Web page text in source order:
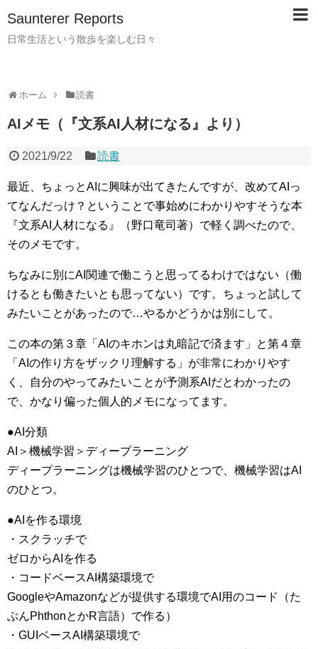
Saunterer Reports
日常生活という散歩を楽しむ日々
ホーム 読書
AIメモ（『文系AI人材になる』より）
2021/9/22 読書
最近、ちょっとAIに興味が出てきたんですが、改めてAIっ
てなんだっけ？ということで事始めにわかりやすそうな本
『文系AI人材になる』（野口竜司著）で軽く調べたので、
そのメモです。
ちなみに別にAI関連で働こうと思ってるわけではない（働
けるとも働きたいとも思ってない）です。ちょっと試して
みたいことがあったので…やるかどうかは別にして。
この本の第３章「AIのキホンは丸暗記で済ます」と第４章
「AIの作り方をザックリ理解する」が非常にわかりやす
く、自分のやってみたいことが予測系AIだとわかったの
で、かなり偏った個人的メモになってます。
●AI分類
AI＞機械学習＞ディープラーニング
ディープラーニングは機械学習のひとつで、機械学習はAI
のひとつ。
●AIを作る環境
・スクラッチで
ゼロからAIを作る
・コードベースAI構築環境で
GoogleやAmazonなどが提供する環境でAI用のコード（た
ぶんPhthonとかR言語）で作る）
・GUIベースAI構築環境で